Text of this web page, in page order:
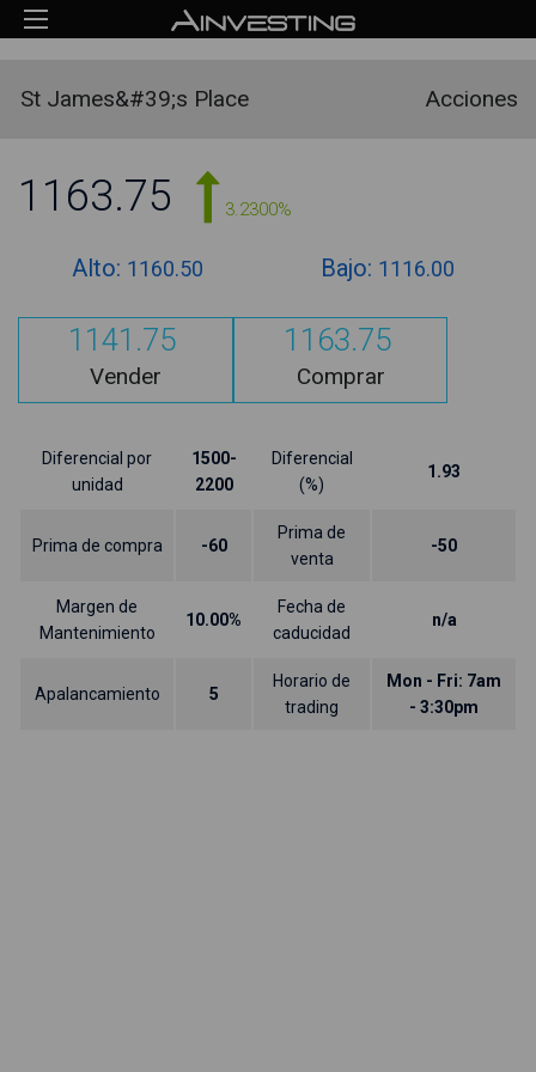
St James&#39;s Place Acciones
1163.75 3.2300%
Alto: 1160.50 Bajo: 1116.00
1141.75
Vender
1163.75
Comprar
Diferencial por
unidad
1500-
2200
Diferencial
(%)
1.93
Prima de compra -60
Prima de
venta
-50
Margen de
Mantenimiento
10.00%
Fecha de
caducidad
n/a
Apalancamiento 5
Horario de
trading
Mon - Fri: 7am
- 3:30pm